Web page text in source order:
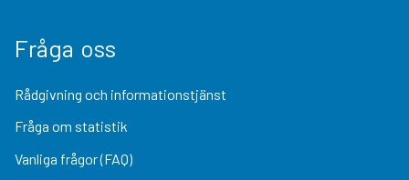
Fråga oss
Rådgivning och informationstjänst
Fråga om statistik
Vanliga frågor (FAQ)